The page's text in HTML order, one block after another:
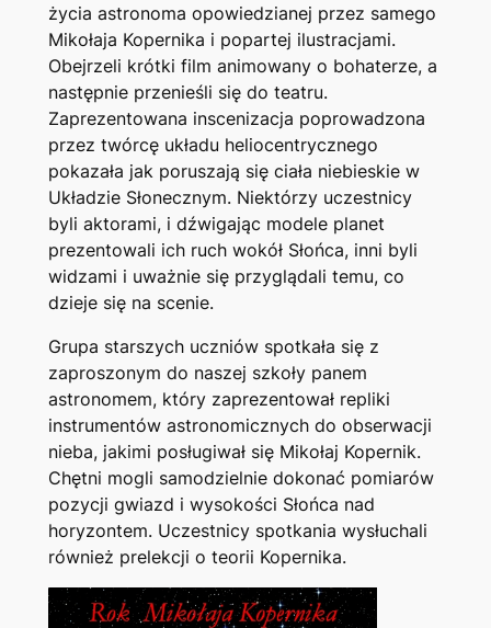
życia astronoma opowiedzianej przez samego
Mikołaja Kopernika i popartej ilustracjami.
Obejrzeli krótki film animowany o bohaterze, a
następnie przenieśli się do teatru.
Zaprezentowana inscenizacja poprowadzona
przez twórcę układu heliocentrycznego
pokazała jak poruszają się ciała niebieskie w
Układzie Słonecznym. Niektórzy uczestnicy
byli aktorami, i dźwigając modele planet
prezentowali ich ruch wokół Słońca, inni byli
widzami i uważnie się przyglądali temu, co
dzieje się na scenie.
Grupa starszych uczniów spotkała się z
zaproszonym do naszej szkoły panem
astronomem, który zaprezentował repliki
instrumentów astronomicznych do obserwacji
nieba, jakimi posługiwał się Mikołaj Kopernik.
Chętni mogli samodzielnie dokonać pomiarów
pozycji gwiazd i wysokości Słońca nad
horyzontem. Uczestnicy spotkania wysłuchali
również prelekcji o teorii Kopernika.